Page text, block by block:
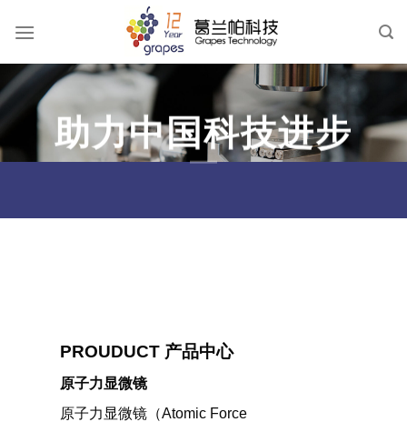
容
助力中国科技进步
PROUDUCT 产品中心
原子力显微镜
原子力显微镜（Atomic Force